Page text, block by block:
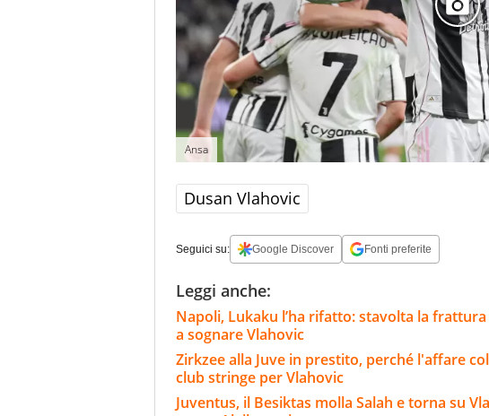
Ansa
Dusan Vlahovic
Seguici su: Google Discover Fonti preferite
Leggi anche:
Napoli, Lukaku l’ha rifatto: stavolta la
a sognare Vlahovic
Zirkzee alla Juve in prestito, perché l'affare
club stringe per Vlahovic
Juventus, il Besiktas molla Salah e torna su